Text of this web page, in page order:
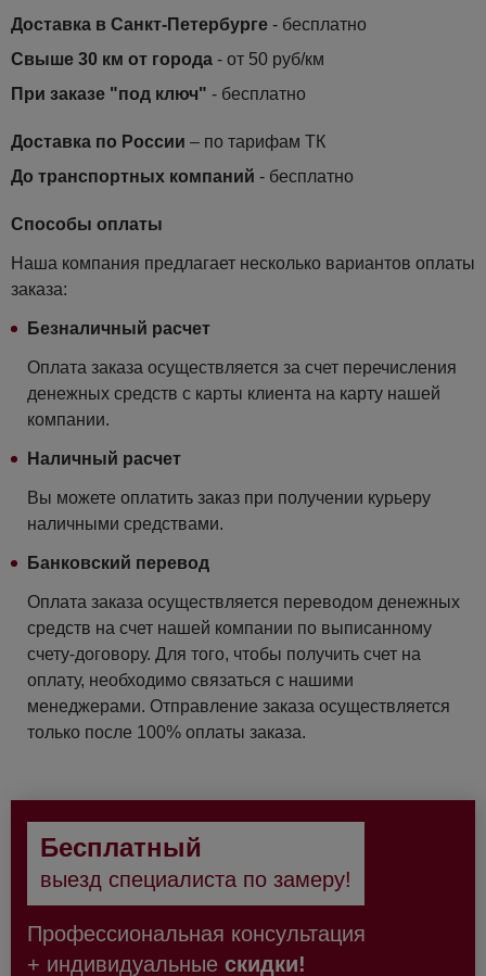
Доставка в Санкт-Петербурге - бесплатно
Свыше 30 км от города - от 50 руб/км
При заказе "под ключ" - бесплатно
Доставка по России – по тарифам ТК
До транспортных компаний - бесплатно
Способы оплаты
Наша компания предлагает несколько вариантов оплаты
заказа:
Безналичный расчет
Оплата заказа осуществляется за счет перечисления
денежных средств с карты клиента на карту нашей
компании.
Наличный расчет
Вы можете оплатить заказ при получении курьеру
наличными средствами.
Банковский перевод
Оплата заказа осуществляется переводом денежных
средств на счет нашей компании по выписанному
счету-договору. Для того, чтобы получить счет на
оплату, необходимо связаться с нашими
менеджерами. Отправление заказа осуществляется
только после 100% оплаты заказа.
Бесплатный
выезд специалиста по замеру!
Профессиональная консультация
+ индивидуальные скидки!